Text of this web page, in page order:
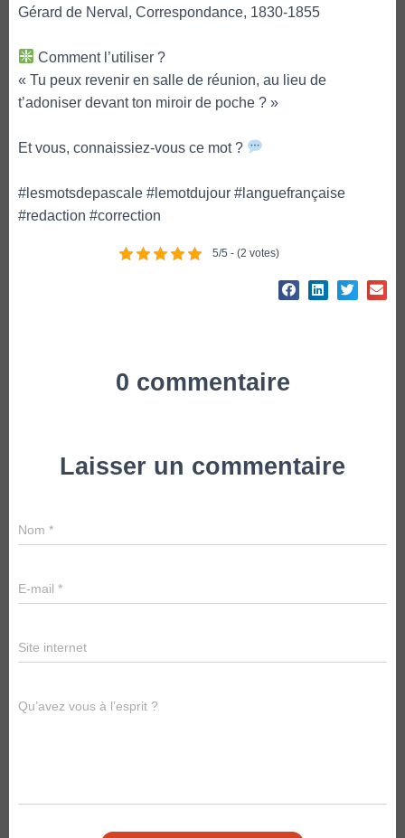
Gérard de Nerval, Correspondance, 1830-1855
Comment l’utiliser ?
« Tu peux revenir en salle de réunion, au lieu de
t’adoniser devant ton miroir de poche ? »
Et vous, connaissiez-vous ce mot ?
#lesmotsdepascale #lemotdujour #languefrançaise
#redaction #correction
5/5 - (2 votes)
0 commentaire
Laisser un commentaire
Nom *
E-mail *
Site internet
Qu’avez vous à l’esprit ?